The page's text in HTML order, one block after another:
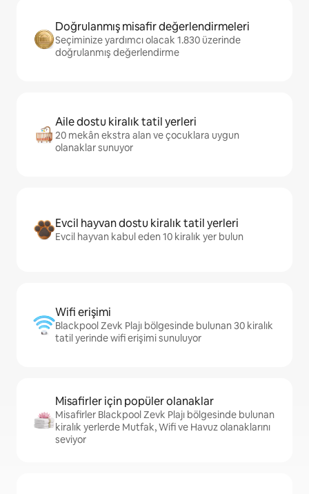
Doğrulanmış misafir değerlendirmeleri
Seçiminize yardımcı olacak 1.830 üzerinde
doğrulanmış değerlendirme
Aile dostu kiralık tatil yerleri
20 mekân ekstra alan ve çocuklara uygun
olanaklar sunuyor
Evcil hayvan dostu kiralık tatil yerleri
Evcil hayvan kabul eden 10 kiralık yer bulun
Wifi erişimi
Blackpool Zevk Plajı bölgesinde bulunan 30 kiralık
tatil yerinde wifi erişimi sunuluyor
Misafirler için popüler olanaklar
Misafirler Blackpool Zevk Plajı bölgesinde bulunan
kiralık yerlerde Mutfak, Wifi ve Havuz olanaklarını
seviyor